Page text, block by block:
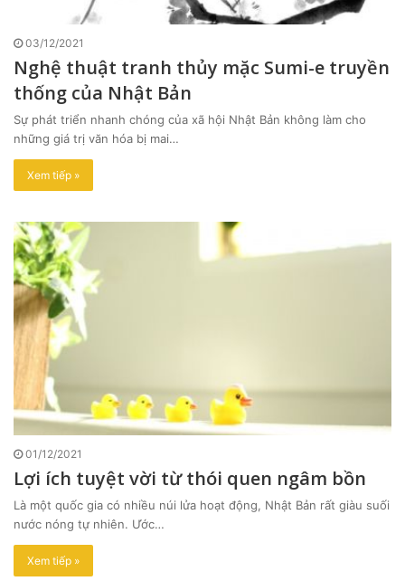
03/12/2021
Nghệ thuật tranh thủy mặc Sumi-e truyền
thống của Nhật Bản
Sự phát triển nhanh chóng của xã hội Nhật Bản không làm cho
những giá trị văn hóa bị mai…
Xem tiếp »
01/12/2021
Lợi ích tuyệt vời từ thói quen ngâm bồn
Là một quốc gia có nhiều núi lửa hoạt động, Nhật Bản rất giàu suối
nước nóng tự nhiên. Ước…
Xem tiếp »